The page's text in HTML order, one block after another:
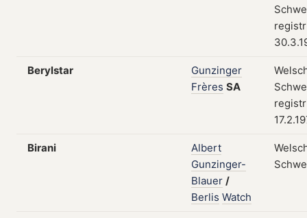
Berylstar
Gunzinger
Frères SA
Birani
Albert
Gunzinger-
Blauer /
Berlis Watch